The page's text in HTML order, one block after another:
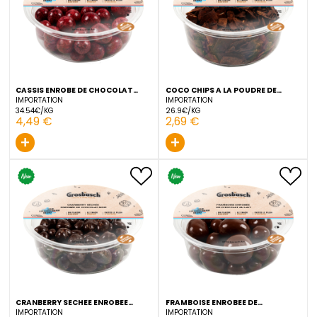
4,69 €
+
3,29 €
+
CASSIS ENROBE DE CHOCOLAT
BLANC GROSBUSCH 130 G
IMPORTATION
34.54€/KG
4,49 €
COCO CHIPS A LA POUDRE
CACAO GROSBUSCH 100 G
IMPORTATION
26.9€/KG
2,69 €
+